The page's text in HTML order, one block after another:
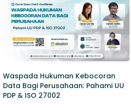
Waspada Hukuman Kebocoran
Data Bagi Perusahaan: Pahami UU
PDP & ISO 27002